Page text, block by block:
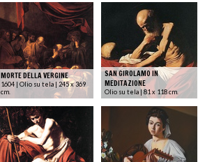
MORTE DELLA VERGINE
1604 | Olio su tela | 245 x 369
cm.
SAN GIROLAMO IN
MEDITAZIONE
Olio su tela | 81 x 118 cm.